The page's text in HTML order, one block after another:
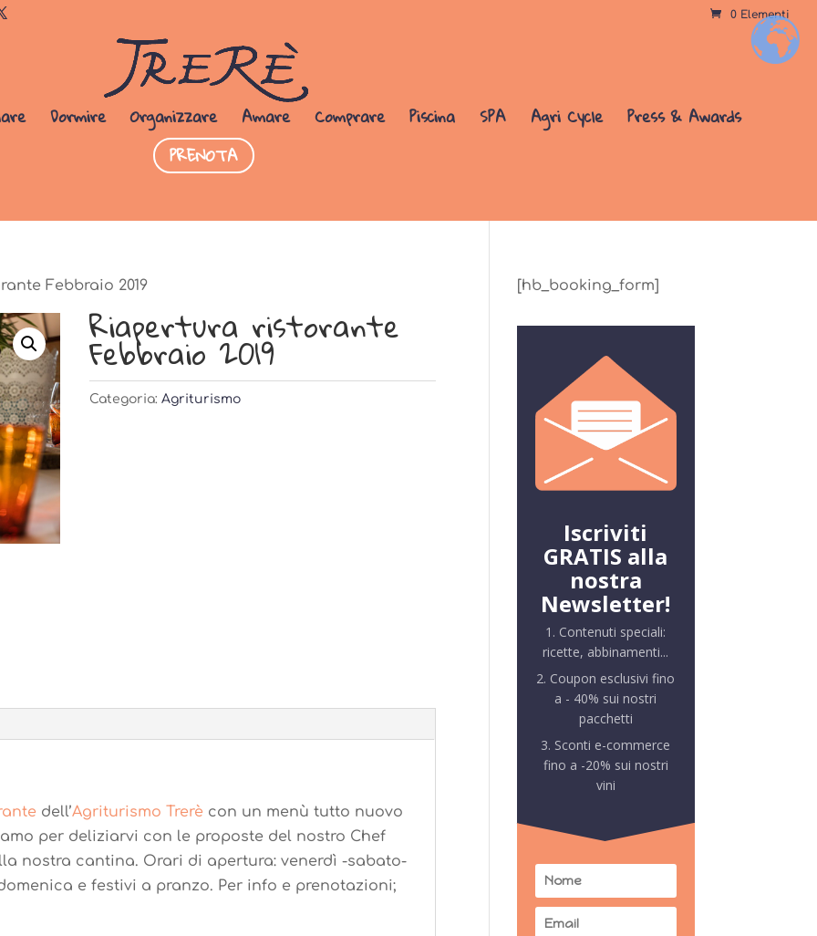
0 Elementi
Dormire Organizzare Amare Comprare Piscina SPA Agri Cycle
Press & Awards
PRENOTA
Febbraio 2019
Riapertura ristorante
Febbraio 2019
Categoria:Agriturismo
dell’Agriturismo Trerè con un menù tutto nuovo
per deliziarvi con le proposte del nostro Chef
nostra cantina. Orari di apertura: venerdì -sabato-
e festivi a pranzo. Per info e prenotazioni;
[hb_booking_form]
Iscriviti
GRATIS alla
nostra
Newsletter!
1. Contenuti speciali:
ricette, abbinamenti...
2. Coupon esclusivi fino
a - 40% sui nostri
pacchetti
3. Sconti e-commerce
fino a -20% sui nostri
vini
+